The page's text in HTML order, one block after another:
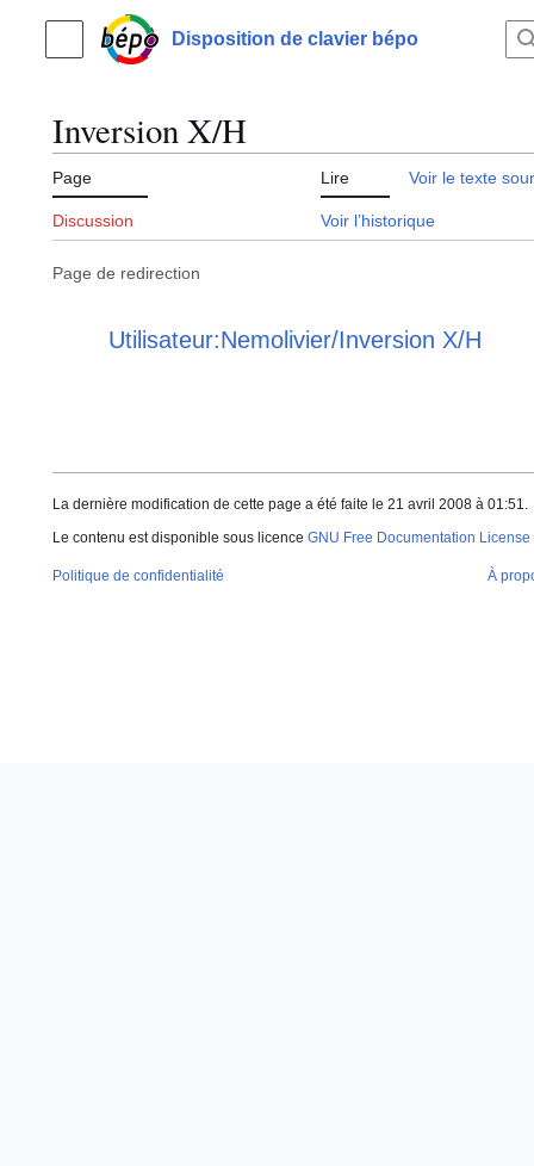
contenu
Menu principalDisposition de clavier bépo
Inversion X/H
Page
Discussion
Lire Voir le texte
Voir l’historique
Page de redirection
Utilisateur:Nemolivier/Inversion X/H
La dernière modification de cette page a été faite le 21 avril 2008 à 01:51.
Le contenu est disponible sous licence GNU Free Documentation License
Politique de confidentialité À